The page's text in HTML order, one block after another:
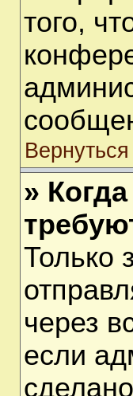
того,
»
Только
через
если